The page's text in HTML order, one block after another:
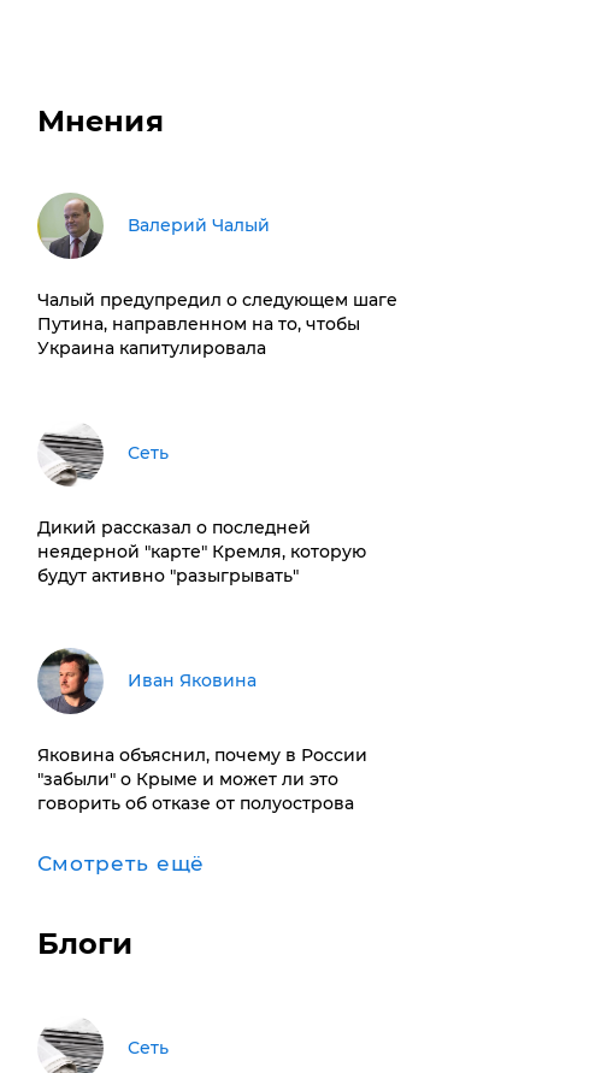
Мнения
Валерий Чалый
Чалый предупредил о следующем шаге
Путина, направленном на то, чтобы
Украина капитулировала
Сеть
Дикий рассказал о последней
неядерной "карте" Кремля, которую
будут активно "разыгрывать"
Иван Яковина
Яковина объяснил, почему в России
"забыли" о Крыме и может ли это
говорить об отказе от полуострова
Смотреть ещё
Блоги
Сеть